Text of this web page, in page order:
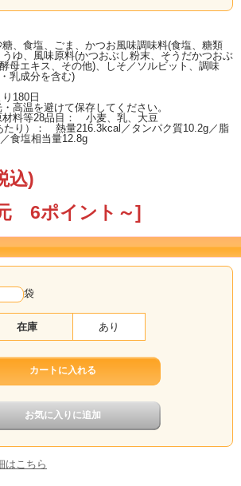
、食塩、ごま、かつお風味調味料(食塩、糖類
ゆ、風味原料(かつおぶし粉末、そうだかつおぶ
母エキス、その他)、しそ／ソルビット、調味
乳成分を含む)
180日
高温を避けて保存してください。
材料等28品目： 小麦、乳、大豆
たり）： 熱量216.3kcal／タンパク質10.2g／脂
食塩相当量12.8g
込)
6ポイント～]
袋
在庫 あり
はこちら